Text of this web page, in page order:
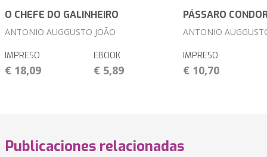
O CHEFE DO GALINHEIRO
ANTONIO AUGGUSTO JOÃO
IMPRESO
€ 18,09
EBOOK
€ 5,89
PÁSSARO
ANTONIO
IMPRESO
€ 10,70
Publicaciones relacionadas